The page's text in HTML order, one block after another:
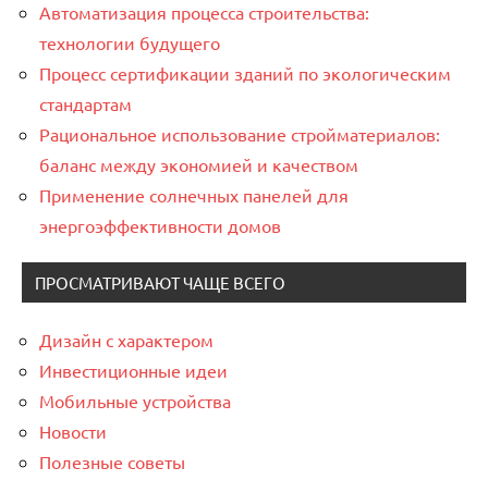
Автоматизация процесса строительства:
технологии будущего
Процесс сертификации зданий по экологическим
стандартам
Рациональное использование стройматериалов:
баланс между экономией и качеством
Применение солнечных панелей для
энергоэффективности домов
ПРОСМАТРИВАЮТ ЧАЩЕ ВСЕГО
Дизайн с характером
Инвестиционные идеи
Мобильные устройства
Новости
Полезные советы